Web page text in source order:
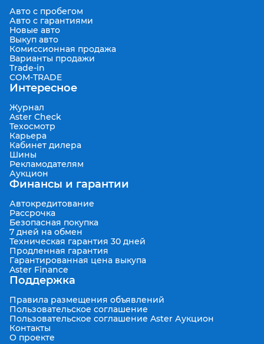
Авто с пробегом
Авто с гарантиями
Новые авто
Выкуп авто
Комиссионная продажа
Варианты продажи
Trade-in
COM-TRADE
Интересное
Журнал
Aster Check
Техосмотр
Карьера
Кабинет дилера
Шины
Рекламодателям
Аукцион
Финансы и гарантии
Автокредитование
Рассрочка
Безопасная покупка
7 дней на обмен
Техническая гарантия 30 дней
Продленная гарантия
Гарантированная цена выкупа
Aster Finance
Поддержка
Правила размещения объявлений
Пользовательское соглашение
Пользовательское соглашение Aster Аукцион
Контакты
О проекте